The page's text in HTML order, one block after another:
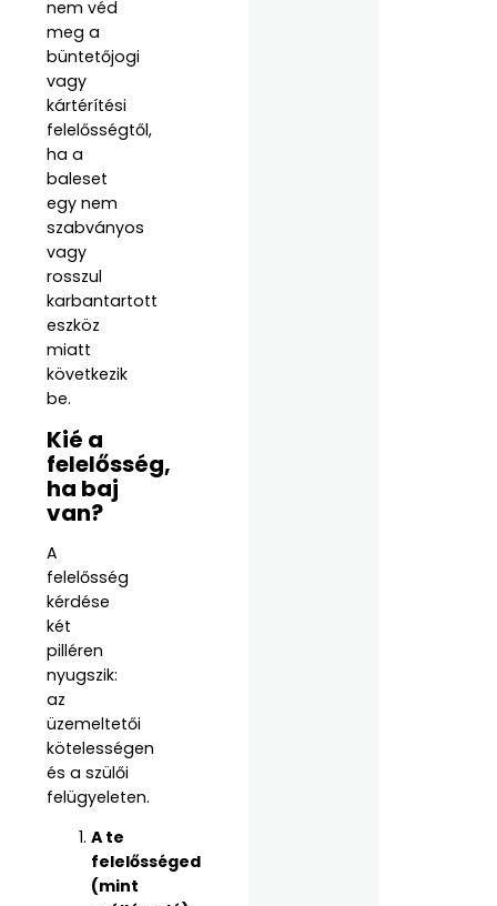
nem véd
meg a
büntetőjogi
vagy
kártérítési
felelősségtől,
ha a
baleset
egy nem
szabványos
vagy
rosszul
karbantartott
eszköz
miatt
következik
be.
Kié a
felelősség,
ha baj
van?
A
felelősség
kérdése
két
pilléren
nyugszik:
az
üzemeltetői
kötelességen
és a szülői
felügyeleten.
A te
felelősséged
(mint